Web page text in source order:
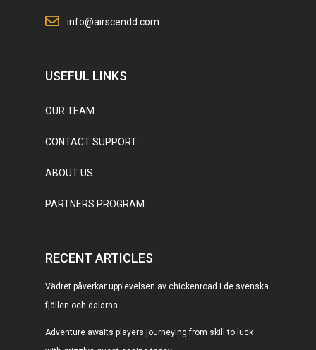
info@airscendd.com
USEFUL LINKS
OUR TEAM
CONTACT SUPPORT
ABOUT US
PARTNERS PROGRAM
RECENT ARTICLES
Vädret påverkar upplevelsen av chickenroad i de svenska
fjällen och dalarna
Adventure awaits players journeying from skill to luck